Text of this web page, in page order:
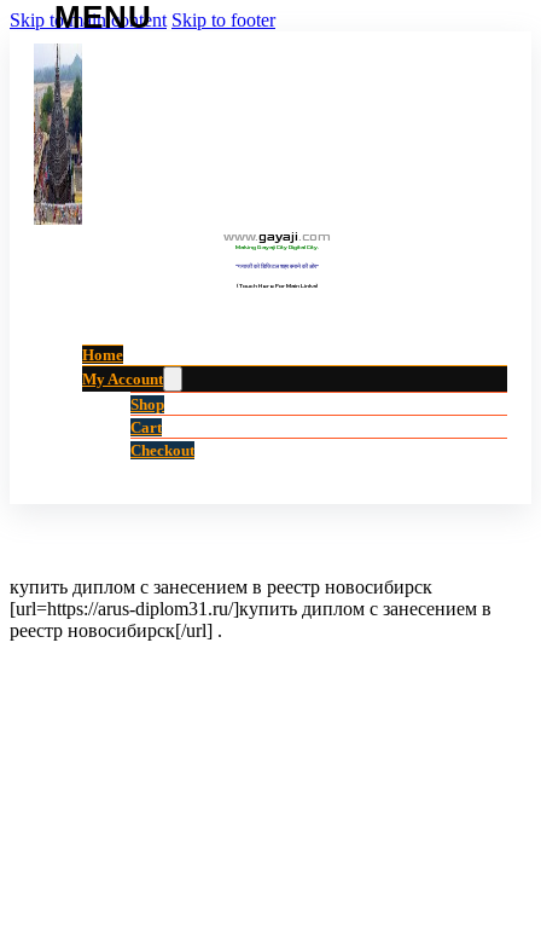
Skip to main content Skip to footer
www.gayaji.com
Making Gayaji City Digital City.
“गयाजी को डिजिटल शहर बनाने की ओर”
(Touch Here For Main Links)
Home
My Account
Shop
Cart
Checkout
купить диплом с занесением в реестр новосибирск
[url=https://arus-diplom31.ru/]купить диплом с занесением в
реестр новосибирск[/url] .